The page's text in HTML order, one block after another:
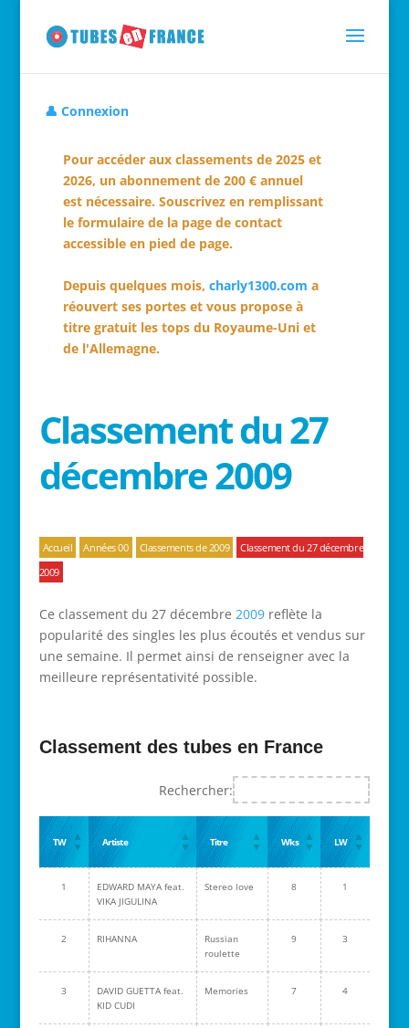
👤 Connexion
Pour accéder aux classements de 2025 et
2026, un abonnement de 200 € annuel
est nécessaire. Souscrivez en remplissant
le formulaire de la page de contact
accessible en pied de page.
Depuis quelques mois, charly1300.com a
réouvert ses portes et vous propose à
titre gratuit les tops du Royaume-Uni et
de l'Allemagne.
Classement du 27
décembre 2009
Accueil Années 00 Classements de 2009
Classement du 27 décembre
2009
Ce classement du 27 décembre 2009reflète la
popularité des singles les plus écoutés et vendus sur
une semaine. Il permet ainsi de renseigner avec la
meilleure représentativité possible.
Classement des tubes en France
Rechercher:
TW Artiste Titre Wks LW
1
EDWARD MAYA feat.
VIKA JIGULINA
Stereo love 8 1
2 RIHANNA
Russian
roulette
9 3
3
DAVID GUETTA feat.
KID CUDI
Memories 7 4